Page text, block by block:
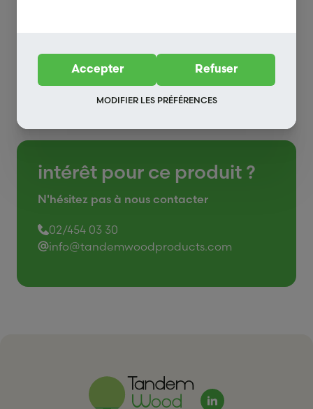
Prêt à peindre
intérêt pour ce produit ?
N'hésitez pas à nous contacter
02/454 03 30
info@tandemwoodproducts.com
Accepter Refuser
MODIFIER LES PRÉFÉRENCES